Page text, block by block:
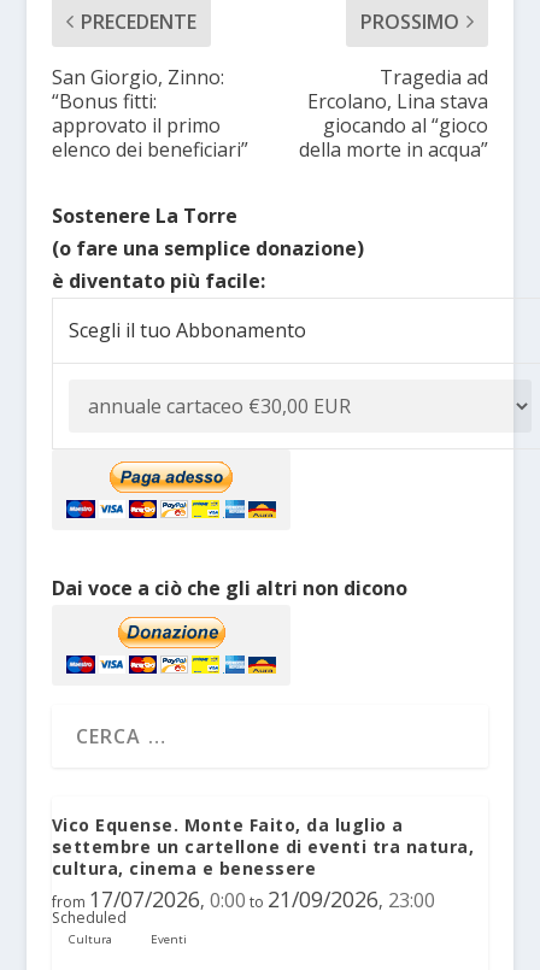
PRECEDENTE
San Giorgio, Zinno:
“Bonus fitti:
approvato il primo
elenco dei beneficiari”
PROSSIMO
Tragedia ad
Ercolano, Lina stava
giocando al “gioco
della morte in acqua”
Sostenere La Torre
(o fare una semplice donazione)
è diventato più facile:
Scegli il tuo Abbonamento
Dai voce a ciò che gli altri non dicono
Vico Equense. Monte Faito, da luglio a
settembre un cartellone di eventi tra natura,
cultura, cinema e benessere
from 17/07/2026, 0:00 to 21/09/2026, 23:00
Scheduled
Cultura Eventi